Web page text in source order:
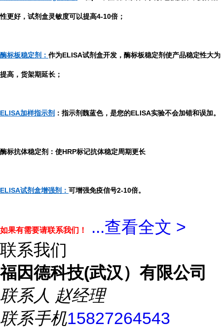
性更好，试剂盒灵敏度可以提高4-10倍；
酶标板稳定剂： 作为ELISA试剂盒开发，酶标板稳定剂使产品稳定性大为
提高，货架期延长；
ELISA加样指示剂 ：指示剂魏蓝色，是您的ELISA实验不会加错和误加。
酶标抗体稳定剂：使HRP标记抗体稳定周期更长
ELISA试剂盒增强剂： 可增强免疫信号2-10倍。
如果有需要请联系我们！ ...查看全文 >
联系我们
福因德科技(武汉）有限公司
联系人 赵经理
联系手机15827264543